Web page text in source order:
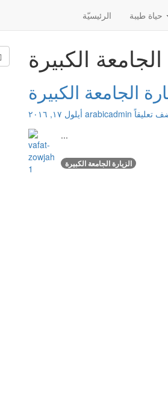
الرئیسیّة
الكبيرة
الجامعة الكبيرة
arabicadminتعليقاً
...
الزيارة الجامعة الكبيرة